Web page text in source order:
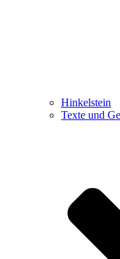
Hinkelstein
Texte und